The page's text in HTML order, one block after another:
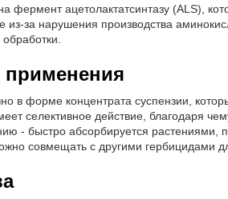
фермент ацетолактатсинтазу (ALS),
из-за нарушения производства
применения
в форме концентрата суспензии,
селективное действие, благодаря
- быстро абсорбируется растениями,
совмещать с другими гербицидами